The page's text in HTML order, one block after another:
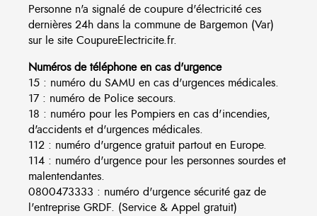
Personne n'a signalé de coupure d'électricité ces
dernières 24h dans la commune de Bargemon (Var)
sur le site CoupureElectricite.fr.
Numéros de téléphone en cas d'urgence
15 : numéro du SAMU en cas d'urgences médicales.
17 : numéro de Police secours.
18 : numéro pour les Pompiers en cas d'incendies,
d'accidents et d'urgences médicales.
112 : numéro d'urgence gratuit partout en Europe.
114 : numéro d'urgence pour les personnes sourdes et
malentendantes.
0800473333 : numéro d'urgence sécurité gaz de
l'entreprise GRDF. (Service & Appel gratuit)